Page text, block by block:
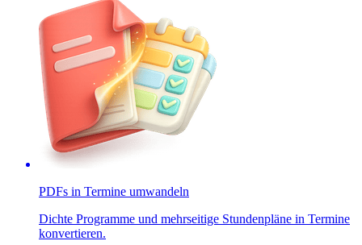
PDFs in Termine umwandeln
Dichte Programme und mehrseitige Stundenpläne in Termine
konvertieren.